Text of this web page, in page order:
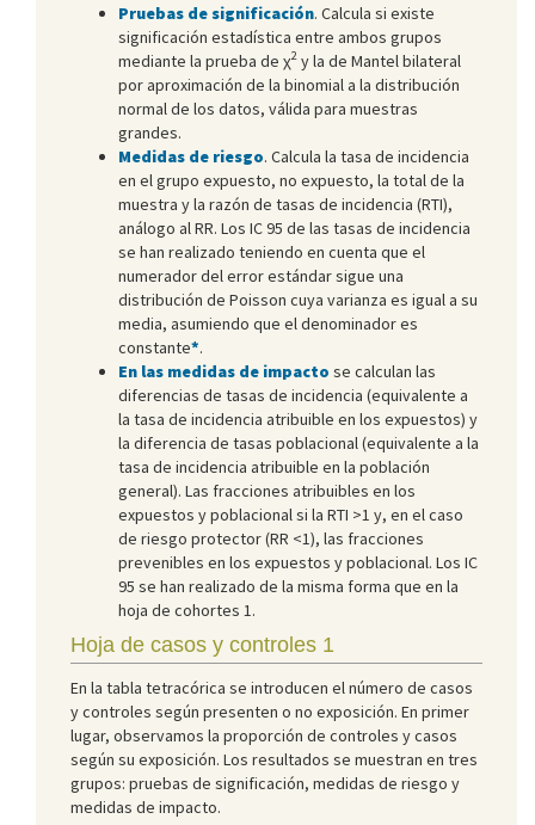
Pruebas de significación. Calcula si existe
significación estadística entre ambos grupos
mediante la prueba de χ2 y la de Mantel bilateral
por aproximación de la binomial a la distribución
normal de los datos, válida para muestras
grandes.
Medidas de riesgo. Calcula la tasa de incidencia
en el grupo expuesto, no expuesto, la total de la
muestra y la razón de tasas de incidencia (RTI),
análogo al RR. Los IC 95 de las tasas de incidencia
se han realizado teniendo en cuenta que el
numerador del error estándar sigue una
distribución de Poisson cuya varianza es igual a su
media, asumiendo que el denominador es
constante*.
En las medidas de impacto se calculan las
diferencias de tasas de incidencia (equivalente a
la tasa de incidencia atribuible en los expuestos) y
la diferencia de tasas poblacional (equivalente a la
tasa de incidencia atribuible en la población
general). Las fracciones atribuibles en los
expuestos y poblacional si la RTI >1 y, en el caso
de riesgo protector (RR <1), las fracciones
prevenibles en los expuestos y poblacional. Los IC
95 se han realizado de la misma forma que en la
hoja de cohortes 1.
Hoja de casos y controles 1
En la tabla tetracórica se introducen el número de casos
y controles según presenten o no exposición. En primer
lugar, observamos la proporción de controles y casos
según su exposición. Los resultados se muestran en tres
grupos: pruebas de significación, medidas de riesgo y
medidas de impacto.